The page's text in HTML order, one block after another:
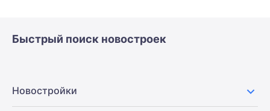
Быстрый поиск новостроек
Новостройки